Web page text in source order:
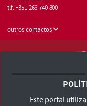
tlf: +351 266 740 800
outros contactos
Consulte os
Este portal